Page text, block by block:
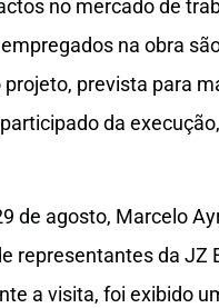
no mercado de
na obra
projeto, prevista para
da
de agosto, Marcelo
representantes da JZ
a visita, foi exibido